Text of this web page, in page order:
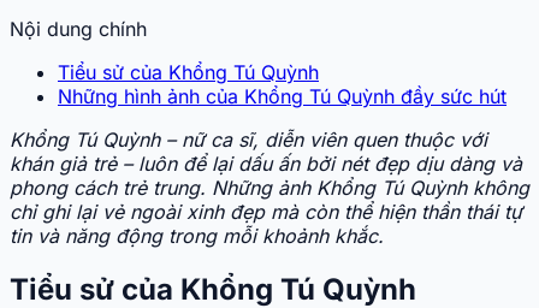
Nội dung chính
Tiểu sử của Khổng Tú Quỳnh
Những hình ảnh của Khổng Tú Quỳnh đầy sức hút
Khổng Tú Quỳnh – nữ ca sĩ, diễn viên quen thuộc với
khán giả trẻ – luôn để lại dấu ấn bởi nét đẹp dịu dàng và
phong cách trẻ trung. Những ảnh Khổng Tú Quỳnh không
chỉ ghi lại vẻ ngoài xinh đẹp mà còn thể hiện thần thái tự
tin và năng động trong mỗi khoảnh khắc.
Tiểu sử của Khổng Tú Quỳnh